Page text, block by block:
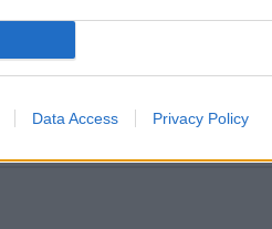
Data Access Privacy Policy